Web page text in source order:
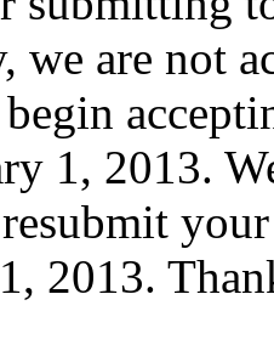
we are not
1, 2013.
2013.